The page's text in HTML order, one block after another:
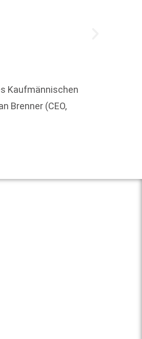
Kaufmännischen
Brenner (CEO,